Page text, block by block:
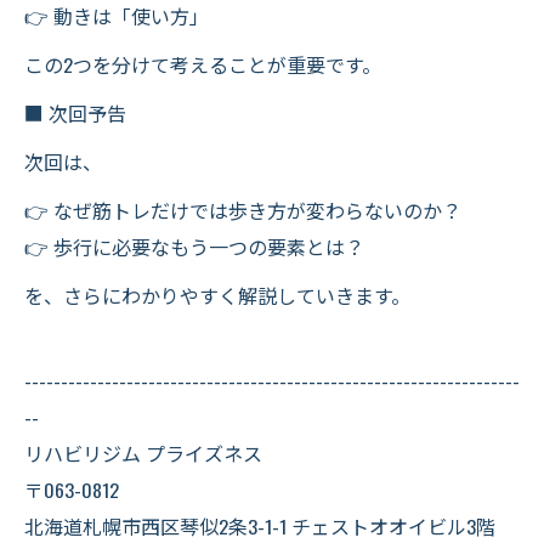
👉 動きは「使い方」
この2つを分けて考えることが重要です。
■ 次回予告
次回は、
👉 なぜ筋トレだけでは歩き方が変わらないのか？
👉 歩行に必要なもう一つの要素とは？
を、さらにわかりやすく解説していきます。
--------------------------------------------------------------------
--
リハビリジム プライズネス
〒063-0812
北海道札幌市西区琴似2条3-1-1 チェストオオイビル3階